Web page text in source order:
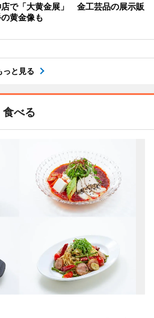
で「大黄金展」 金工芸品の展示販
黄金像も
っと見る
食べる